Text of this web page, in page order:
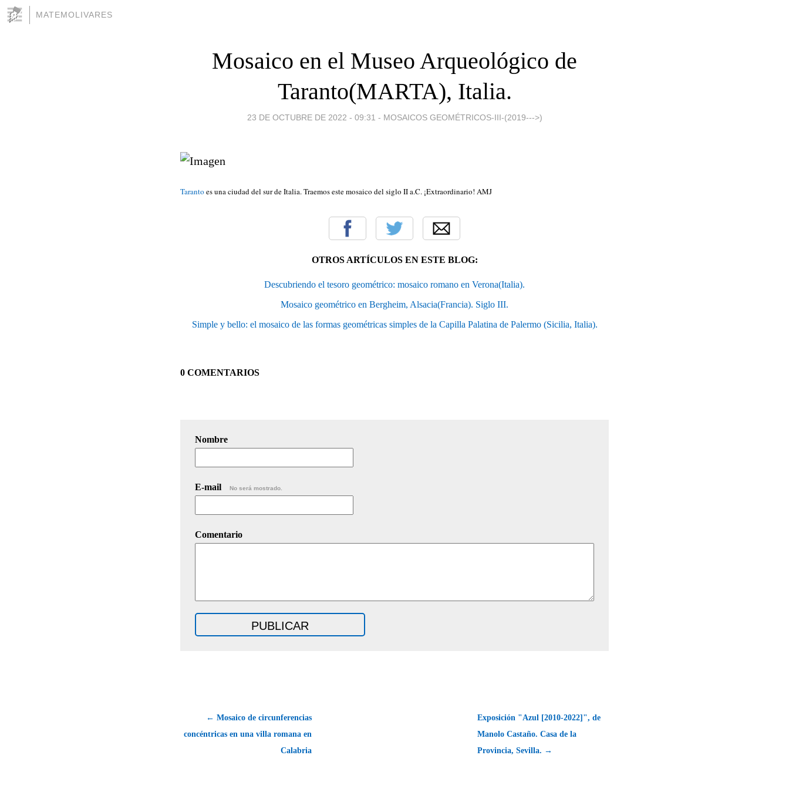
MATEMOLIVARES
Mosaico en el Museo Arqueológico de
Taranto(MARTA), Italia.
23 DE OCTUBRE DE 2022 - 09:31 - MOSAICOS GEOMÉTRICOS-III-(2019--->)
Taranto es una ciudad del sur de Italia. Traemos este mosaico del siglo II a.C. ¡Extraordinario! AMJ
OTROS ARTÍCULOS EN ESTE BLOG:
Descubriendo el tesoro geométrico: mosaico romano en Verona(Italia).
Mosaico geométrico en Bergheim, Alsacia(Francia). Siglo III.
Simple y bello: el mosaico de las formas geométricas simples de la Capilla Palatina de Palermo (Sicilia, Italia).
0 COMENTARIOS
Nombre
E-mail No será mostrado.
Comentario
← Mosaico de circunferencias
concéntricas en una villa romana en
Calabria
Exposición "Azul [2010-2022]", de
Manolo Castaño. Casa de la
Provincia, Sevilla. →